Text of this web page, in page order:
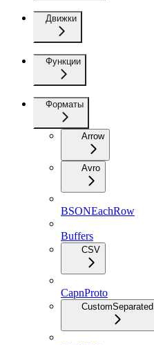
Движки
Функции
Форматы
Arrow
Avro
BSONEachRow
Buffers
CSV
CapnProto
CustomSeparated